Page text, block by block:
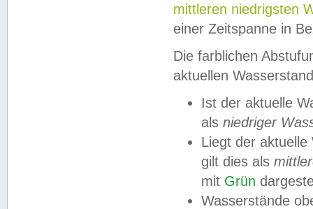
mittleren niedrigsten
einer Zeitspanne in
Die farblichen
aktuellen
Ist der aktuelle
als niedriger
Liegt der
gilt dies als
mit Grün
Wasserstände